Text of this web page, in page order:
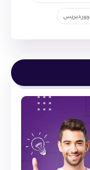
ووردبريس